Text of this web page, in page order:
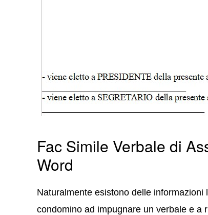
Fac Simile Verbale di
Word
Naturalmente esistono delle
condomino ad impugnare un verbale e a